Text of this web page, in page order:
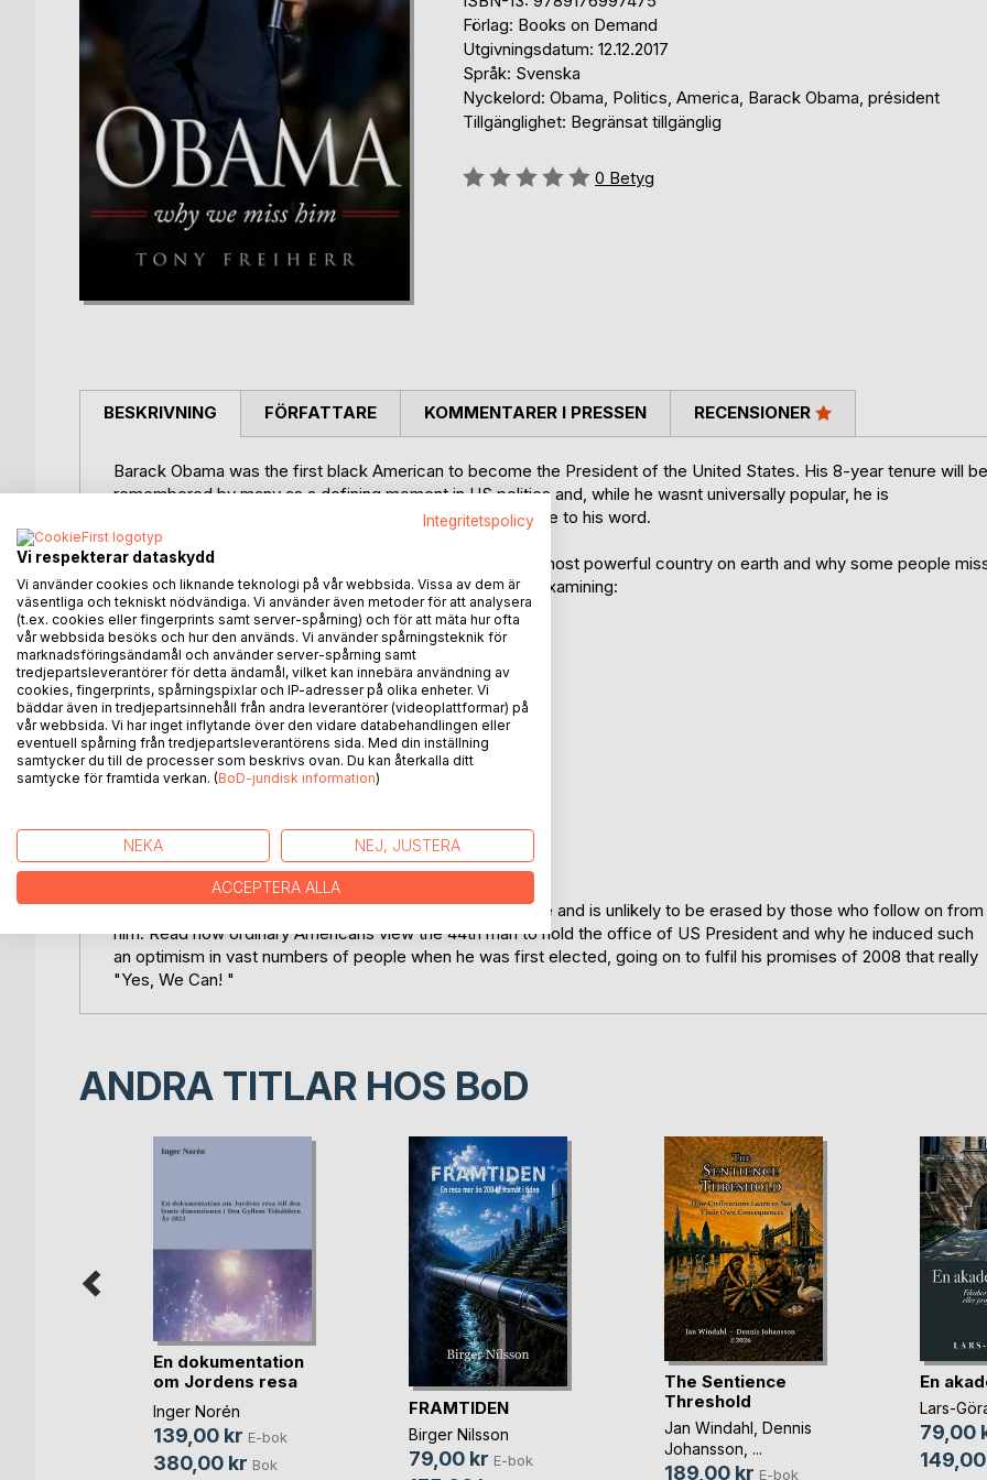
Förlag: Books on Demand
Utgivningsdatum: 12.12.2017
Språk: Svenska
Nyckelord: Obama, Politics, America, Barack Obama, président
Tillgänglighet: Begränsat tillgänglig
Betyg::
0 Betyg
BESKRIVNING
Barack Obama was the first black American to become the President of the United States. His 8-year tenure will be
remembered by many as a defining moment in US politics and, while he wasnt universally popular, he is
remembered by many as a man of honor and who was true to his word.
In this book we look back at Obama´s presidency of the most powerful country on earth and why some people
him and his steady leadership now that he´s gone, while examining:
¤ Why some Americans miss him
¤ What he meant to them
¤ How he brought hope to millions of Americans
¤ The good he did during his presidency
¤ And much more...
Barack Obama left a legacy that will endure for a long time and is unlikely to be erased by those who follow on from
him. Read how ordinary Americans view the 44th man to hold the office of US President and why he induced such
an optimism in vast numbers of people when he was first elected, going on to fulfil his promises of 2008 that really
"Yes, We Can! "
FÖRFATTARE KOMMENTARER I PRESSEN RECENSIONER
ANDRA TITLAR HOS BoD
En dokumentation
om Jordens resa
t(...)
Inger Norén
139,00 kr E-bok
380,00 kr Bok
FRAMTIDEN
Birger Nilsson
79,00 kr E-bok
The Sentience
Threshold
Jan Windahl, Dennis
Johansson, ...
189,00 kr E-bok
En
Lars-
79,00
Integritetspolicy
Vi respekterar dataskydd
Vi använder cookies och liknande teknologi på vår webbsida. Vissa av dem är
väsentliga och tekniskt nödvändiga. Vi använder även metoder för att analysera
(t.ex. cookies eller fingerprints samt server-spårning) och för att mäta hur ofta
vår webbsida besöks och hur den används. Vi använder spårningsteknik för
marknadsföringsändamål och använder server-spårning samt
tredjepartsleverantörer för detta ändamål, vilket kan innebära användning av
cookies, fingerprints, spårningspixlar och IP-adresser på olika enheter. Vi
bäddar även in tredjepartsinnehåll från andra leverantörer (videoplattformar) på
vår webbsida. Vi har inget inflytande över den vidare databehandlingen eller
eventuell spårning från tredjepartsleverantörens sida. Med din inställning
samtycker du till de processer som beskrivs ovan. Du kan återkalla ditt
samtycke för framtida verkan. (BoD-juridisk information)
NEKA NEJ, JUSTERA
ACCEPTERA ALLA